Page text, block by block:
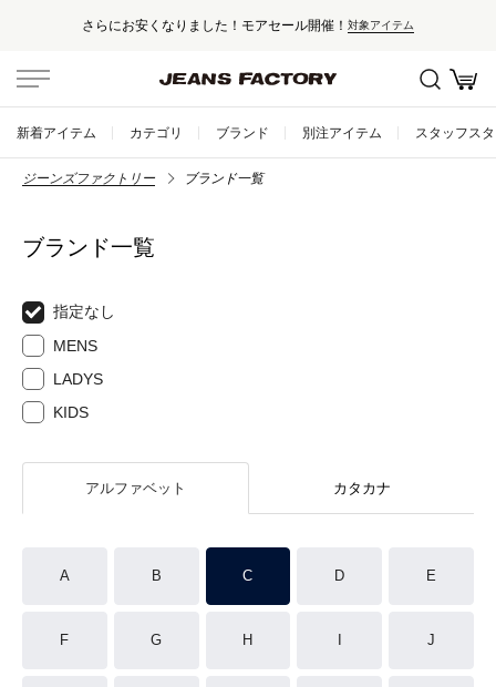
さらにお安くなりました！モアセール開催！ 対象アイテム
新着アイテム カテゴリ ブランド 別注アイテム スタッフス
ジーンズファクトリー ブランド一覧
ブランド一覧
指定なし
MENS
LADYS
KIDS
アルファベット カタカナ
A B C D E
F G H J